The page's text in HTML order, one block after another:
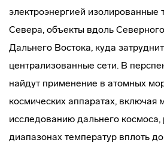
электроэнергией изолированные
Севера, объекты вдоль
Дальнего Востока, куда
централизованные сети. В
найдут применение в атомных
космических аппаратах, включая
исследованию дальнего космоса,
диапазонах температур вплоть